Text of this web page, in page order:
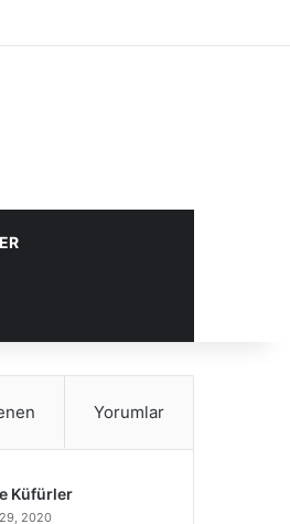
Yorumlar
Küfürler
2020